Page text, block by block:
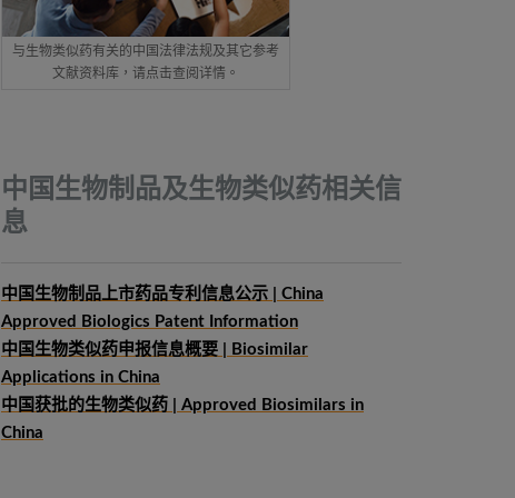
与生物类似药有关的中国法律法规及其它参考
文献资料库，请点击查阅详情。
中国生物制品及生物类似药相关信
息
中国生物制品上市药品专利信息公示 | China
Approved Biologics Patent Information
中国生物类似药申报信息概要 | Biosimilar
Applications in China
中国获批的生物类似药 | Approved Biosimilars in
China